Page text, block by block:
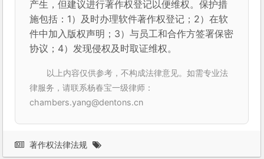
产生，但建议进行著作权登记以便维权。保护措
施包括：1）及时办理软件著作权登记；2）在软
件中加入版权声明；3）与员工和合作方签署保密
协议；4）发现侵权及时取证维权。
以上内容仅供参考，不构成法律意见。如需专业法
律服务，请联系杨春宝一级律师：
chambers.yang@dentons.cn
著作权法律法规